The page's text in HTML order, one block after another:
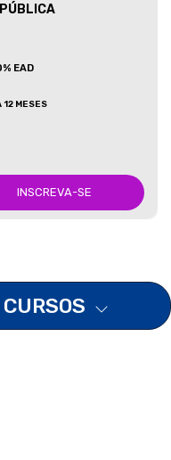
EAD
12 MESES
INSCREVA-SE